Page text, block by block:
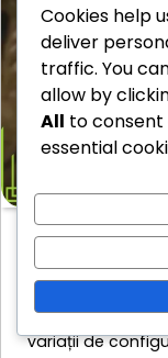
Jocul de
de
jucători,
Jocul de
variații de
Cookies help
deliver
traffic. You
allow by
All to consent
essential